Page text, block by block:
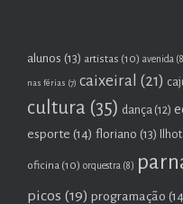
alunos (13) artistas (10) avenida
nas férias (7) caixeiral (21)
cultura (35) dança (12)
esporte (14) floriano (13)
oficina (10) orquestra (8)
picos (19) programação